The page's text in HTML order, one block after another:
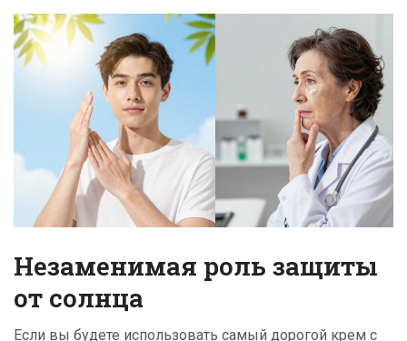
Незаменимая роль защиты
от солнца
Если вы будете использовать самый дорогой крем с